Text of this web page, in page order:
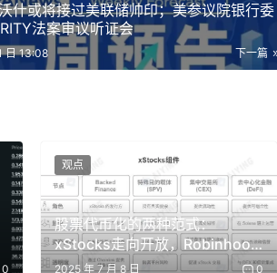
动。作为重磅开场，ClawCon 2026上海
。
等嘉宾分享硬核观点；AI Safety专场汇聚
型 MiniMax， ZPilot 还有其他中国AI消
什或将接过美联储帅印；美参议院银行委
法案审议听证会
下一篇
日 13:08
0
股票代币化的两种范式：
xStocks走向开放，Robinhood
进入围墙
2025 年 7 月 8 日 0
观点